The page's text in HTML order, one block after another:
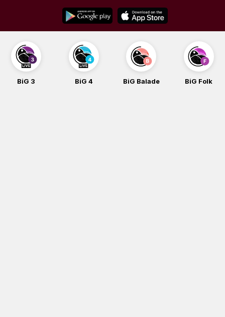
content
BiG 3 BiG 4 BiG Balade BiG Folk